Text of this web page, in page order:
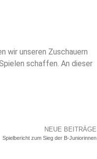
wir unseren Zuschauern
schaffen. An dieser
NEUE BEITRÄGE
Spielbericht zum Sieg der B-Juniorinnen